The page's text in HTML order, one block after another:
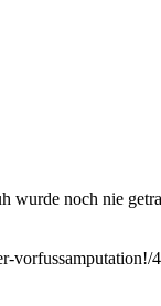
noch nie
vorfussamputation!/